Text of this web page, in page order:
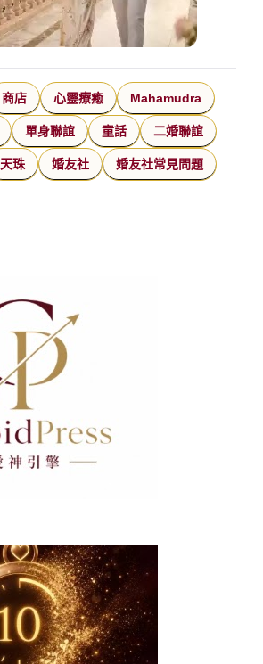
商店 心靈療癒 Mahamudra
單身聯誼 童話 二婚聯誼
天珠 婚友社 婚友社常見問題